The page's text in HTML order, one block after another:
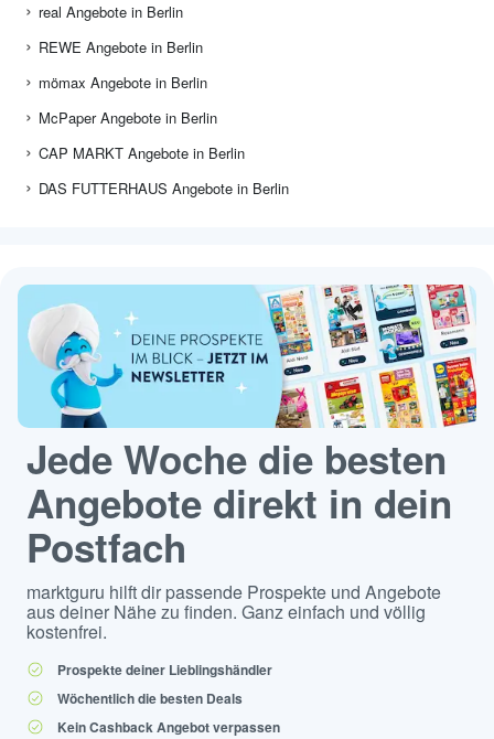
real Angebote in Berlin
REWE Angebote in Berlin
mömax Angebote in Berlin
McPaper Angebote in Berlin
CAP MARKT Angebote in Berlin
DAS FUTTERHAUS Angebote in Berlin
Jede Woche die besten
Angebote direkt in dein
Postfach
marktguru hilft dir passende Prospekte und Angebote
aus deiner Nähe zu finden. Ganz einfach und völlig
kostenfrei.
Prospekte deiner Lieblingshändler
Wöchentlich die besten Deals
Kein Cashback Angebot verpassen